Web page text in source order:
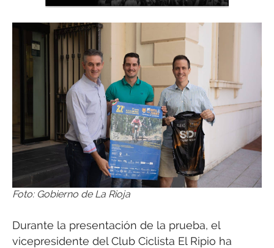
Foto: Gobierno de La Rioja
Durante la presentación de la prueba, el
vicepresidente del Club Ciclista El Ripio ha